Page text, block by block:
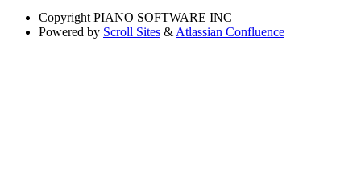
Copyright PIANO SOFTWARE INC
Powered by Scroll Sites &Atlassian Confluence